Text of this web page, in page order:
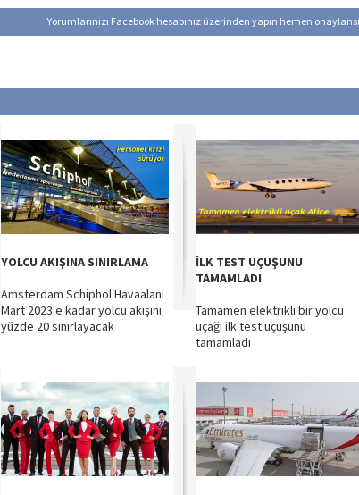
Yorumlarınızı Facebook hesabınız üzerinden yapın hemen
YOLCU AKIŞINA SINIRLAMA
Amsterdam Schiphol Havaalanı
Mart 2023'e kadar yolcu akışını
yüzde 20 sınırlayacak
İLK TEST UÇUŞUNU
TAMAMLADI
Tamamen elektrikli bir yolcu
uçağı ilk test uçuşunu
tamamladı